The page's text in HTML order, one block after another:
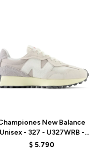
New Balance
Unisex - 327 - U327WRB -
SEA SALT
$ 5.790